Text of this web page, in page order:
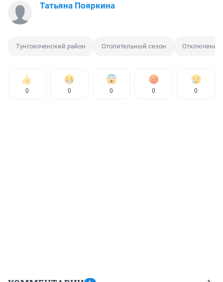
Татьяна Пояркина
Тунгокоченский район Отопительный сезон Отключение
0 0 0 0 0